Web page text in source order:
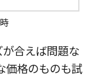
合えば問題な
価格のものも試